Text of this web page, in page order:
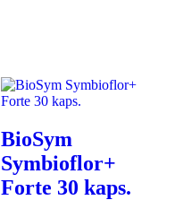
BioSym
Symbioflor+
Forte 30 kaps.